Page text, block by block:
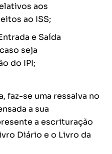
aos
ao ISS;
e Saída
seja
do IPI;
faz-se uma ressalva no
a sua
a escrituração
Diário e o Livro da